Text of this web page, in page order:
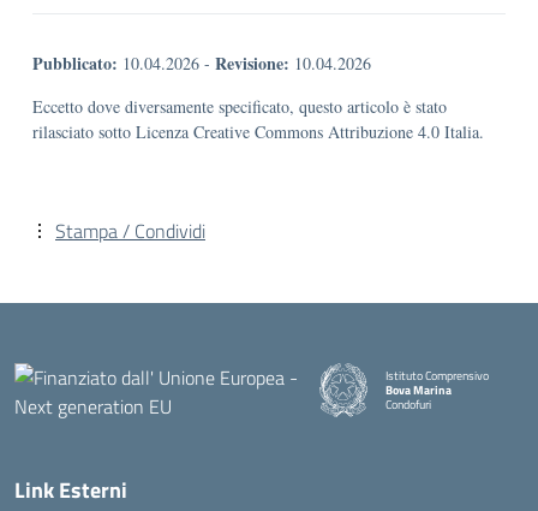
Pubblicato: 10.04.2026 - Revisione: 10.04.2026
Eccetto dove diversamente specificato, questo articolo è stato
rilasciato sotto Licenza Creative Commons Attribuzione 4.0 Italia.
Stampa / Condividi
Istituto Comprensivo
Bova Marina
Condofuri
Link Esterni